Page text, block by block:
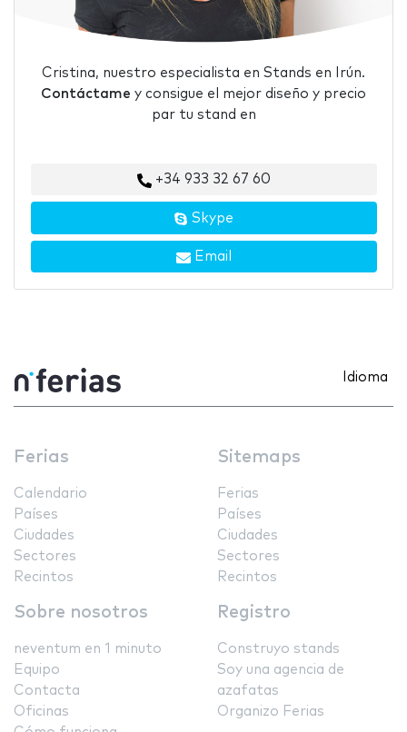
Cristina, nuestro especialista en Stands en Irún.
Contáctame y consigue el mejor diseño y precio
par tu stand en
+34 933 32 67 60
Skype
Email
Idioma
Ferias
Calendario
Países
Ciudades
Sectores
Recintos
Sitemaps
Ferias
Países
Ciudades
Sectores
Recintos
Sobre nosotros
neventum en 1 minuto
Equipo
Contacta
Oficinas
Registro
Construyo stands
Soy una agencia de
azafatas
Organizo Ferias